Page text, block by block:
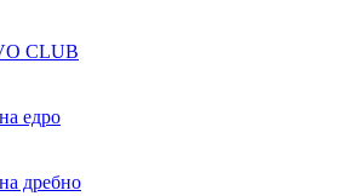
CLUB
едро
дребно